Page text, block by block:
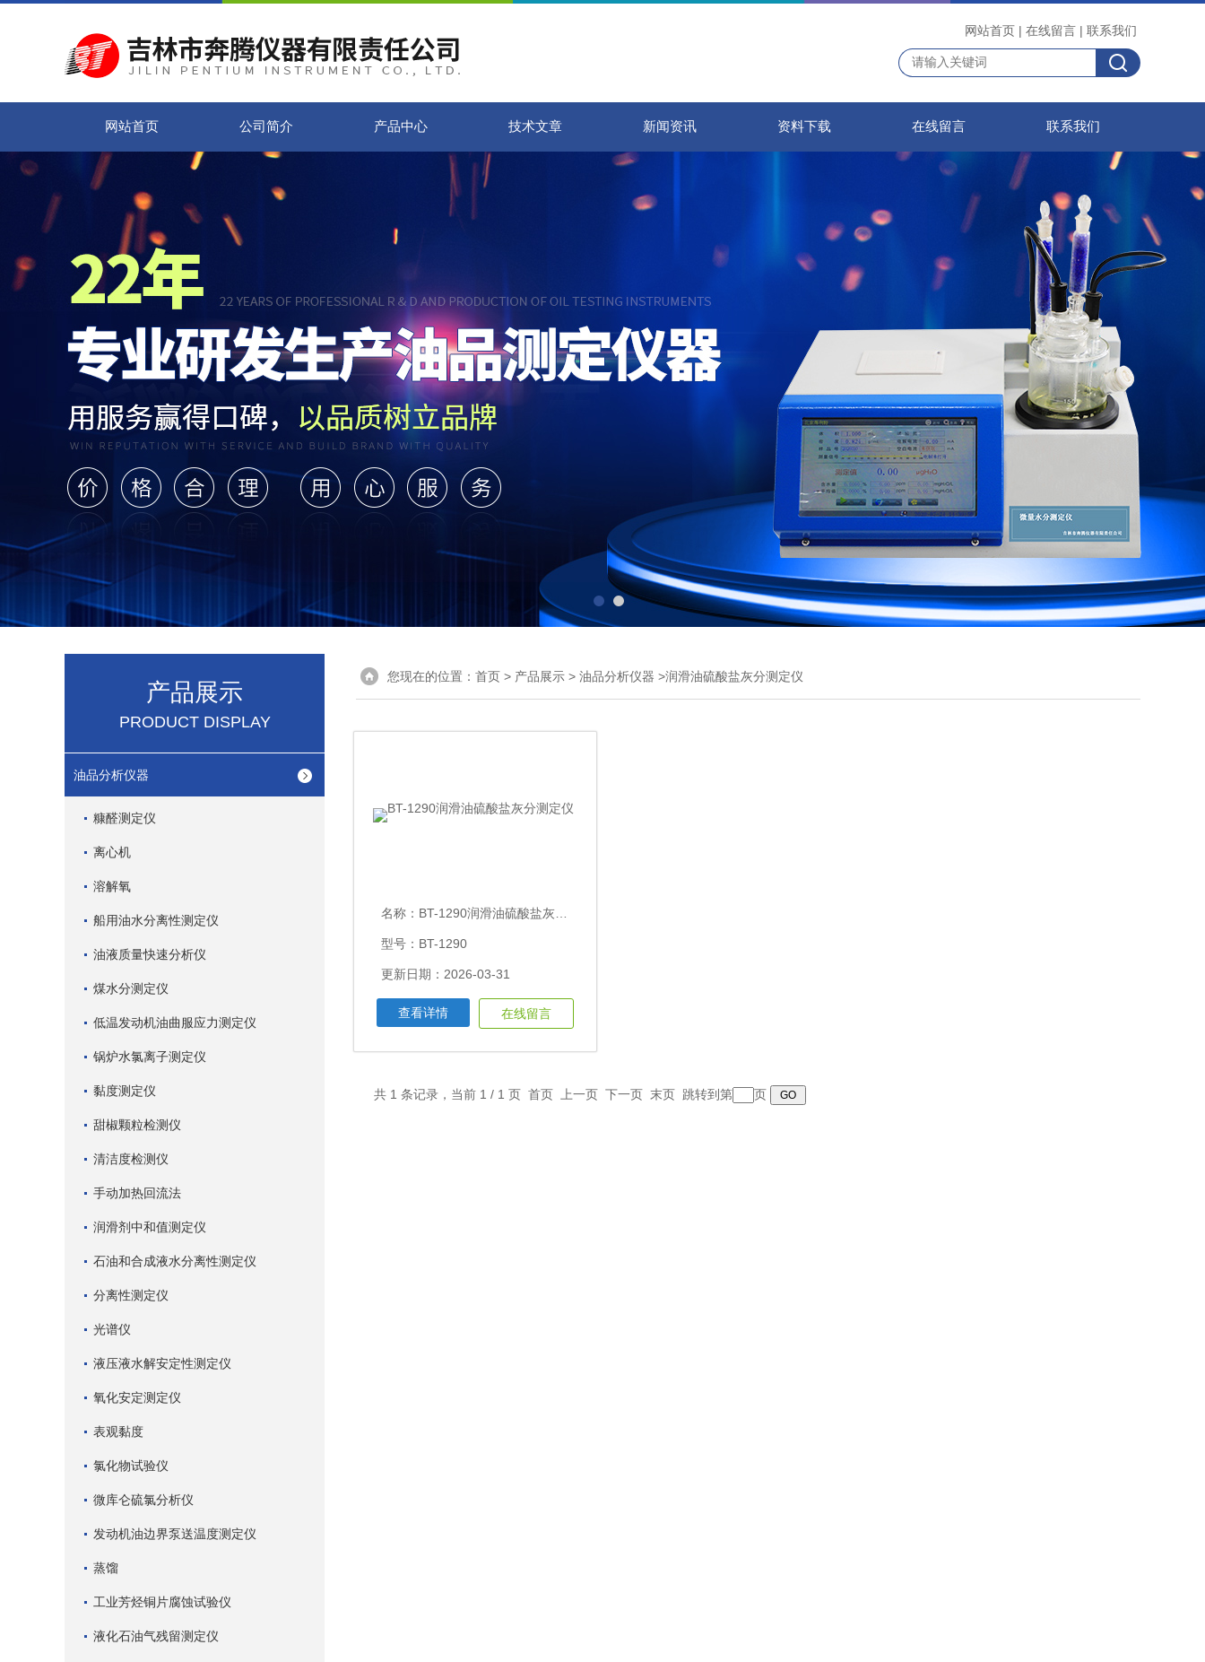
网站首页 | 在线留言 | 联系我们
网站首页 公司简介 产品中心 技术文章 新闻资讯 资料下载 在线留言 联系我们
产品展示
PRODUCT DISPLAY
油品分析仪器
糠醛测定仪
离心机
溶解氧
船用油水分离性测定仪
油液质量快速分析仪
煤水分测定仪
低温发动机油曲服应力测定仪
锅炉水氯离子测定仪
黏度测定仪
甜椒颗粒检测仪
清洁度检测仪
手动加热回流法
润滑剂中和值测定仪
石油和合成液水分离性测定仪
分离性测定仪
光谱仪
液压液水解安定性测定仪
氧化安定测定仪
表观黏度
氯化物试验仪
微库仑硫氯分析仪
发动机油边界泵送温度测定仪
蒸馏
工业芳烃铜片腐蚀试验仪
液化石油气残留测定仪
您现在的位置： 首页 > 产品展示 > 油品分析仪器 >润滑油硫酸盐灰分测定仪
名称： BT-1290润滑油硫酸盐灰分测定仪
型号：BT-1290
更新日期：2026-03-31
查看详情 在线留言
共 1 条记录，当前 1 / 1 页 首页 上一页 下一页 末页 跳转到第 页